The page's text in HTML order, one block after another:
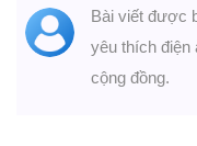
Bài viết được
yêu thích điện
cộng đồng.